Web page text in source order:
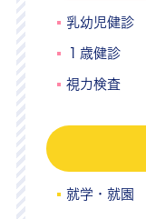
乳幼児健診
１歳健診
視力検査
就学・就園